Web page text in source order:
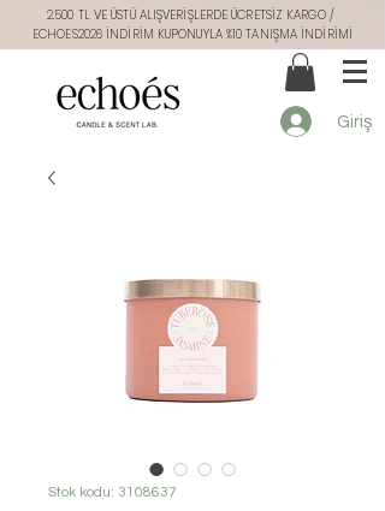
2.500 TL VE ÜSTÜ ALIŞVERİŞLERDE ÜCRETSİZ KARGO /
ECHOES2026 İNDİRİM KUPONUYLA %10 TANIŞMA İNDİRİMİ
Giriş
Stok kodu: 3108637